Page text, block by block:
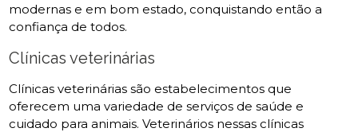
modernas e em bom estado, conquistando então a
confiança de todos.
Clínicas veterinárias
Clínicas veterinárias são estabelecimentos que
oferecem uma variedade de serviços de saúde e
cuidado para animais. Veterinários nessas clínicas